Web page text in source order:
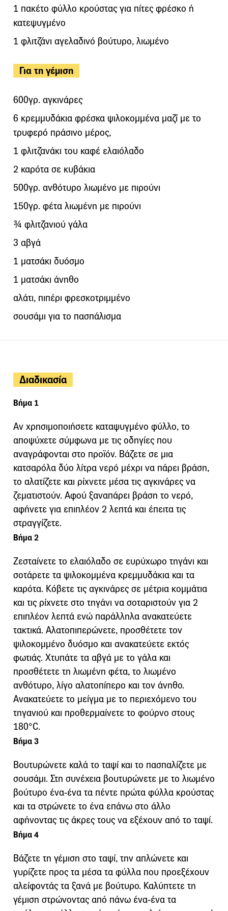
1 πακέτο φύλλο κρούστας για πίτες φρέσκο ή
κατεψυγμένο
1 φλιτζάνι αγελαδινό βούτυρο, λιωμένο
Για τη γέμιση
600γρ. αγκινάρες
6 κρεμμυδάκια φρέσκα ψιλοκομμένα μαζί με το
τρυφερό πράσινο μέρος,
1 φλιτζανάκι του καφέ ελαιόλαδο
2 καρότα σε κυβάκια
500γρ. ανθότυρο λιωμένο με πιρούνι
150γρ. φέτα λιωμένη με πιρούνι
¾ φλιτζανιού γάλα
3 αβγά
1 ματσάκι δυόσμο
1 ματσάκι άνηθο
αλάτι, πιπέρι φρεσκοτριμμένο
σουσάμι για το πασπάλισμα
Διαδικασία
Βήμα 1
Αν χρησιμοποιήσετε καταψυγμένο φύλλο, το
αποψύχετε σύμφωνα με τις οδηγίες που
αναγράφονται στο προϊόν. Βάζετε σε μια
κατσαρόλα δύο λίτρα νερό μέχρι να πάρει βράση,
το αλατίζετε και ρίχνετε μέσα τις αγκινάρες να
ζεματιστούν. Αφού ξαναπάρει βράση το νερό,
αφήνετε για επιπλέον 2 λεπτά και έπειτα τις
στραγγίζετε.
Βήμα 2
Ζεσταίνετε το ελαιόλαδο σε ευρύχωρο τηγάνι και
σοτάρετε τα ψιλοκομμένα κρεμμυδάκια και τα
καρότα. Κόβετε τις αγκινάρες σε μέτρια κομμάτια
και τις ρίχνετε στο τηγάνι να σοταριστούν για 2
επιπλέον λεπτά ενώ παράλληλα ανακατεύετε
τακτικά. Αλατοπιπερώνετε, προσθέτετε τον
ψιλοκομμένο δυόσμο και ανακατεύετε εκτός
φωτιάς. Χτυπάτε τα αβγά με το γάλα και
προσθέτετε τη λιωμένη φέτα, το λιωμένο
ανθότυρο, λίγο αλατοπίπερο και τον άνηθο.
Ανακατεύετε το μείγμα με το περιεχόμενο του
τηγανιού και προθερμαίνετε το φούρνο στους
180°C.
Βήμα 3
Βουτυρώνετε καλά το ταψί και το πασπαλίζετε με
σουσάμι. Στη συνέχεια βουτυρώνετε με το λιωμένο
βούτυρο ένα-ένα τα πέντε πρώτα φύλλα κρούστας
και τα στρώνετε το ένα επάνω στο άλλο
αφήνοντας τις άκρες τους να εξέχουν από το ταψί.
Βήμα 4
Βάζετε τη γέμιση στο ταψί, την απλώνετε και
γυρίζετε προς τα μέσα τα φύλλα που προεξέχουν
αλείφοντάς τα ξανά με βούτυρο. Καλύπτετε τη
γέμιση στρώνοντας από πάνω ένα-ένα τα